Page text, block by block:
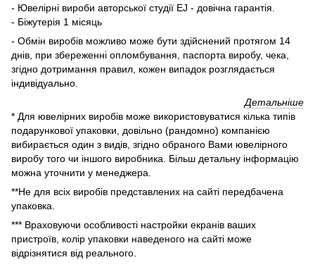
- Ювелірні вироби авторської студії EJ - довічна гарантія.
- Біжутерія 1 місяць
- Обмін виробів можливо може бути здійснений протягом 14
днів, при збереженні опломбування, паспорта виробу, чека,
згідно дотримання правил, кожен випадок розглядається
індивідуально.
Детальніше
* Для ювелірних виробів може використовуватися кілька типів
подарункової упаковки, довільно (рандомно) компанією
вибирається один з видів, згідно обраного Вами ювелірного
виробу того чи іншого виробника. Більш детальну інформацію
можна уточнити у менеджера.
**Не для всіх виробів представлених на сайті передбачена
упаковка.
*** Враховуючи особливості настройки екранів ваших
пристроїв, колір упаковки наведеного на сайті може
відрізнятися від реального.